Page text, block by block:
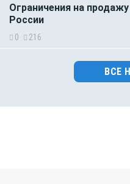
Ограничения на
России
0 216
ВСЕ